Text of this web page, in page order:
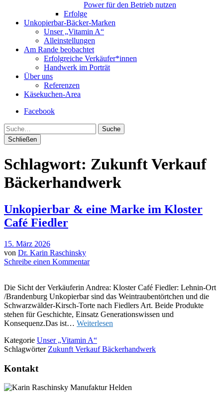
Power für den Betrieb nutzen
Erfolge
Unkopierbar-Bäcker-Marken
Unser „Vitamin A“
Alleinstellungen
Am Rande beobachtet
Erfolgreiche Verkäufer*innen
Handwerk im Porträt
Über uns
Referenzen
Käsekuchen-Area
Facebook
Suche
Schließen
Schlagwort: Zukunft Verkauf
Bäckerhandwerk
Unkopierbar & eine Marke im Kloster
Café Fiedler
15. März 2026
von Dr. Karin Raschinsky
Schreibe einen Kommentar
Die Sicht der Verkäuferin Andrea: Kloster Café Fiedler: Lehnin-Ort
/Brandenburg Unkopierbar sind das Weintraubentörtchen und die
Schwarzwälder-Kirsch-Torte nach Fiedlers Art. Beide Produkte
stehen für Geschichte, Einsatz Generationswissen und
Konsequenz.Das ist… Weiterlesen
Kategorie Unser „Vitamin A“
Schlagwörter Zukunft Verkauf Bäckerhandwerk
Kontakt